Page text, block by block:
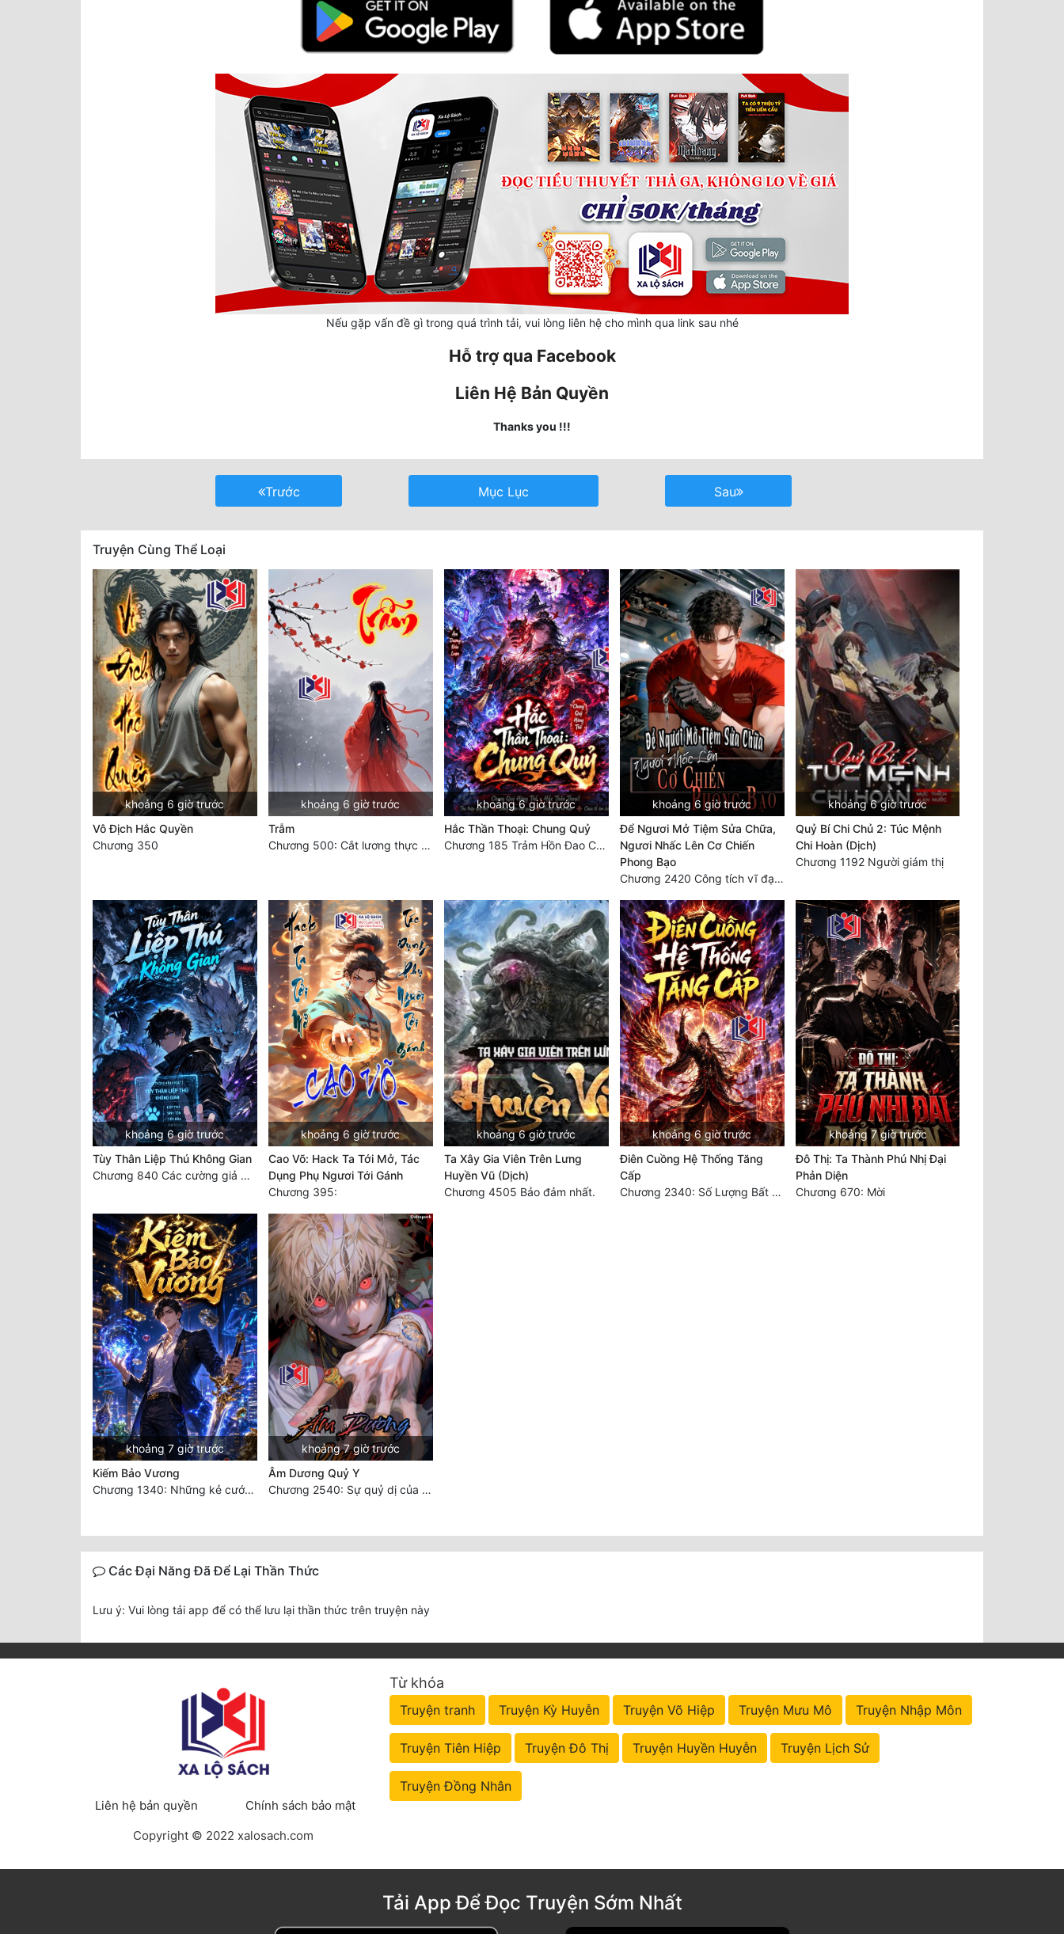
Nếu gặp vấn đề gì trong quá trình tải, vui lòng liên hệ cho mình qua link sau nhé
Hỗ trợ qua Facebook
Liên Hệ Bản Quyền
Thanks you !!!
Trước Mục Lục Sau
Truyện Cùng Thể Loại
khoảng 6 giờ trước
Vô Địch Hắc Quyền
Chương 350
khoảng 6 giờ trước
Trẫm
Chương 500: Cắt lương thực là có thể thu hồi Macao (1)
khoảng 6 giờ trước
Hắc Thần Thoại: Chung Quỷ
Chương 185 Trảm Hồn Đao Cơ Trương Ngưng Dao
khoảng 6 giờ trước
Để Ngươi Mở Tiệm Sửa Chữa,
Ngươi Nhấc Lên Cơ Chiến
Phong Bạo
Chương 2420 Công tích vĩ đại!! Cơ Tu Chi Thần?!
khoảng 6 giờ trước
Quỷ Bí Chi Chủ 2: Túc Mệnh
Chi Hoàn (Dịch)
Chương 1192 Người giám thị
khoảng 6 giờ trước
Tùy Thân Liệp Thú Không Gian
Chương 840 Các cường giả Hằng Tinh cấp khác đâu?
khoảng 6 giờ trước
Cao Võ: Hack Ta Tới Mở, Tác
Dụng Phụ Ngươi Tới Gánh
Chương 395:
khoảng 6 giờ trước
Ta Xây Gia Viên Trên Lưng
Huyền Vũ (Dịch)
Chương 4505 Bảo đảm nhất.
khoảng 6 giờ trước
Điên Cuồng Hệ Thống Tăng
Cấp
Chương 2340: Số Lượng Bất Túc!
khoảng 7 giờ trước
Đô Thị: Ta Thành Phú Nhị Đại
Phản Diện
Chương 670: Mời
khoảng 7 giờ trước
Kiếm Bảo Vương
Chương 1340: Những kẻ cướp có cánh
khoảng 7 giờ trước
Âm Dương Quỷ Y
Chương 2540: Sự quỷ dị của Lý Trường Phong
Các Đại Năng Đã Để Lại Thần Thức
Lưu ý: Vui lòng tải app để có thể lưu lại thần thức trên truyện này
Liên hệ bản quyền
Chính sách bảo mật
Copyright © 2022 xalosach.com
Từ khóa
Truyện tranh Truyện Kỳ Huyễn Truyện Võ Hiệp Truyện Mưu Mô Truyện Nhập Môn
Truyện Tiên Hiệp Truyện Đô Thị Truyện Huyền Huyễn Truyện Lịch Sử
Truyện Đồng Nhân
Tải App Để Đọc Truyện Sớm Nhất